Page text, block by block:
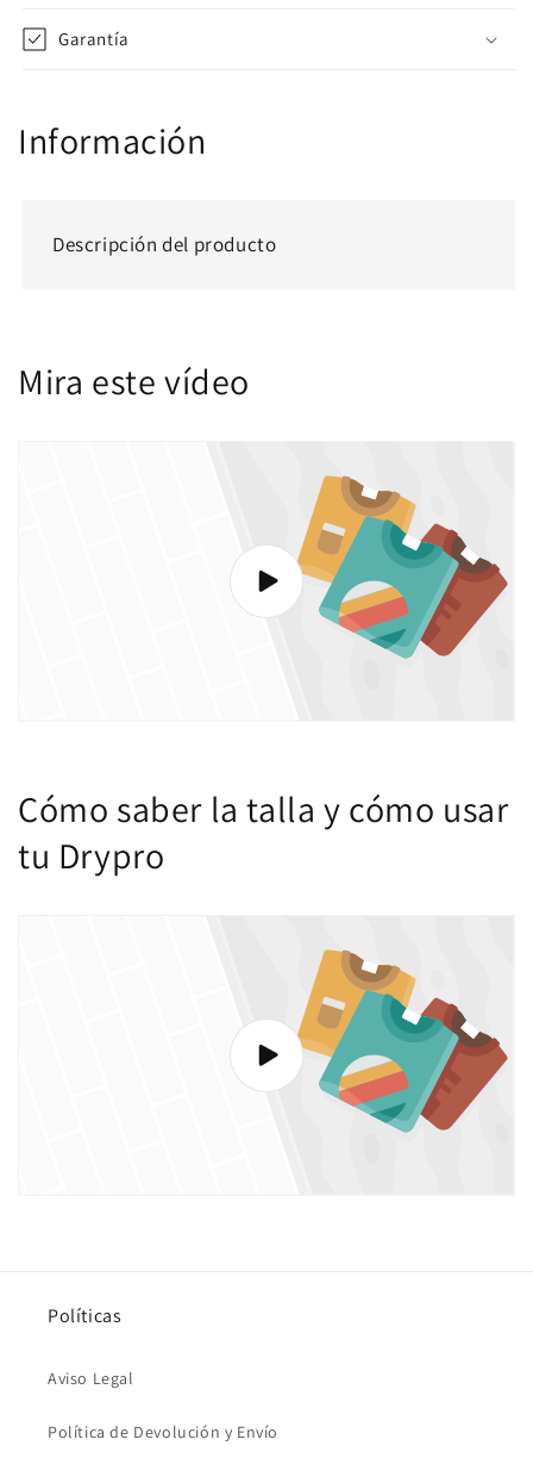
Garantía
Información
Descripción del producto
Mira este vídeo
Cómo saber la talla y cómo usar
tu Drypro
Políticas
Aviso Legal
Política de Devolución y Envío